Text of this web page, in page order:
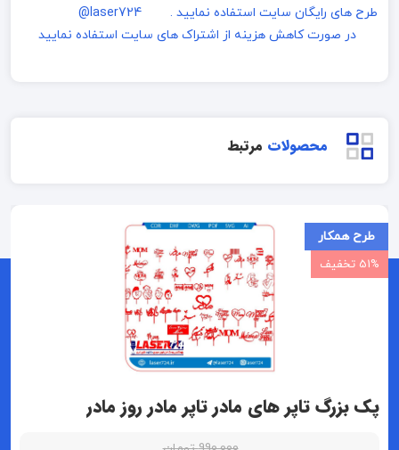
طرح های رایگان سایت استفاده نمایید . laser724@
در صورت کاهش هزینه از اشتراک های سایت استفاده نمایید
محصولات مرتبط
طرح همکار
51% تخفیف
پک بزرگ تاپر های مادر تاپر مادر روز مادر